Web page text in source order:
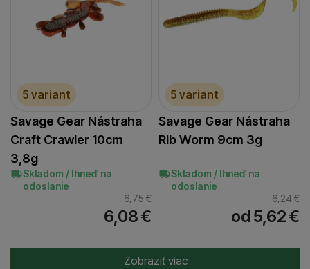
5 variant
Savage Gear Nástraha
Craft Crawler 10cm
3,8g
Skladom / Ihneď na
odoslanie
6,75€
6,08€
5 variant
Savage Gear Nástraha
Rib Worm 9cm 3g
Skladom / Ihneď na
odoslanie
6,24€
od 5,62€
Zobraziť viac